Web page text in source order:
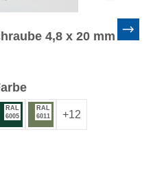
4,8 x 20 mm
auswählen
RAL
6005
RAL
6011
+12